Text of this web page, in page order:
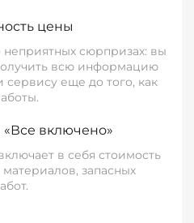
цены
неприятных сюрпризах: вы
всю информацию
сервису еще до того, как
включено»
в себя стоимость
материалов, запасных